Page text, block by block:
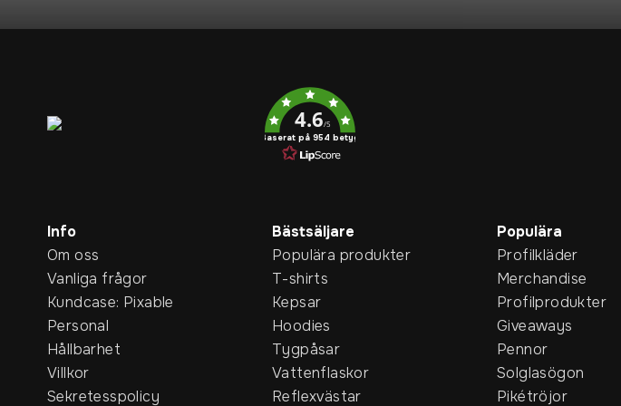
4.6/5
Baserat på 954 betyg
Info
Om oss
Vanliga frågor
Kundcase: Pixable
Personal
Hållbarhet
Villkor
Sekretesspolicy
Bästsäljare
Populära produkter
T-shirts
Kepsar
Hoodies
Tygpåsar
Vattenflaskor
Reflexvästar
Populära
Profilkläder
Merchandise
Profilprodukter
Giveaways
Pennor
Solglasögon
Pikétröjor